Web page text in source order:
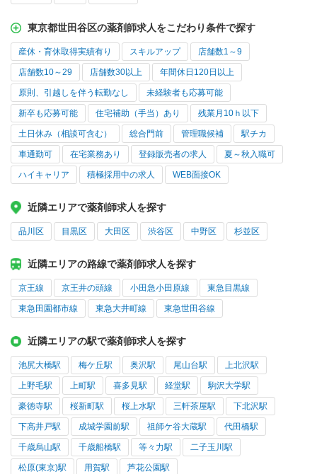
東京都世田谷区の薬剤師求人をこだわり条件で探す
産休・育休取得実績有り スキルアップ 店舗数1～9
店舗数10～29 店舗数30以上 年間休日120日以上
原則、引越しを伴う転勤なし 未経験者も応募可能
新卒も応募可能 住宅補助（手当）あり 残業月10ｈ以下
土日休み（相談可含む） 総合門前 管理職候補 駅チカ
車通勤可 在宅業務あり 登録販売者の求人 夏～秋入職可
ハイキャリア 積極採用中の求人 WEB面接OK
近隣エリアで薬剤師求人を探す
品川区 目黒区 大田区 渋谷区 中野区 杉並区
近隣エリアの路線で薬剤師求人を探す
京王線 京王井の頭線 小田急小田原線 東急目黒線
東急田園都市線 東急大井町線 東急世田谷線
近隣エリアの駅で薬剤師求人を探す
池尻大橋駅 梅ケ丘駅 奥沢駅 尾山台駅 上北沢駅
上野毛駅 上町駅 喜多見駅 経堂駅 駒沢大学駅
豪徳寺駅 桜新町駅 桜上水駅 三軒茶屋駅 下北沢駅
下高井戸駅 成城学園前駅 祖師ケ谷大蔵駅 代田橋駅
千歳烏山駅 千歳船橋駅 等々力駅 二子玉川駅
松原(東京)駅 用賀駅 芦花公園駅